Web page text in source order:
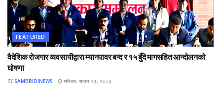
FEATURED
वैदेशिक रोजगार व्यवसायीद्वारा म्यानपावर बन्द र १५ बुँदे मागसहित आन्दोलनको
घोषणा
BY SAMBRIDINEWS शनिबार, साउन २३, २०८३